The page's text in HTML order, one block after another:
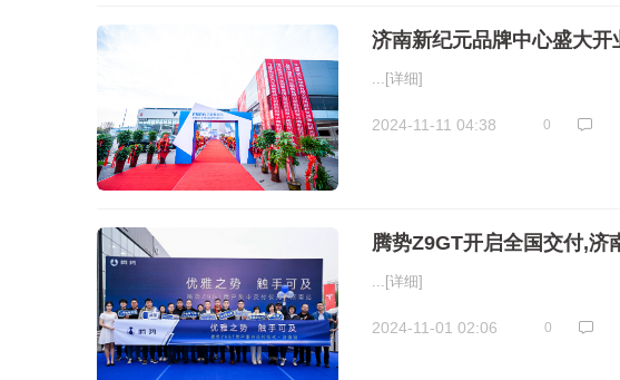
济南新纪元品牌中心盛大开
... [详细]
2024-11-11 04:38 0
腾势Z9GT开启全国交付,济
... [详细]
2024-11-01 02:06 0